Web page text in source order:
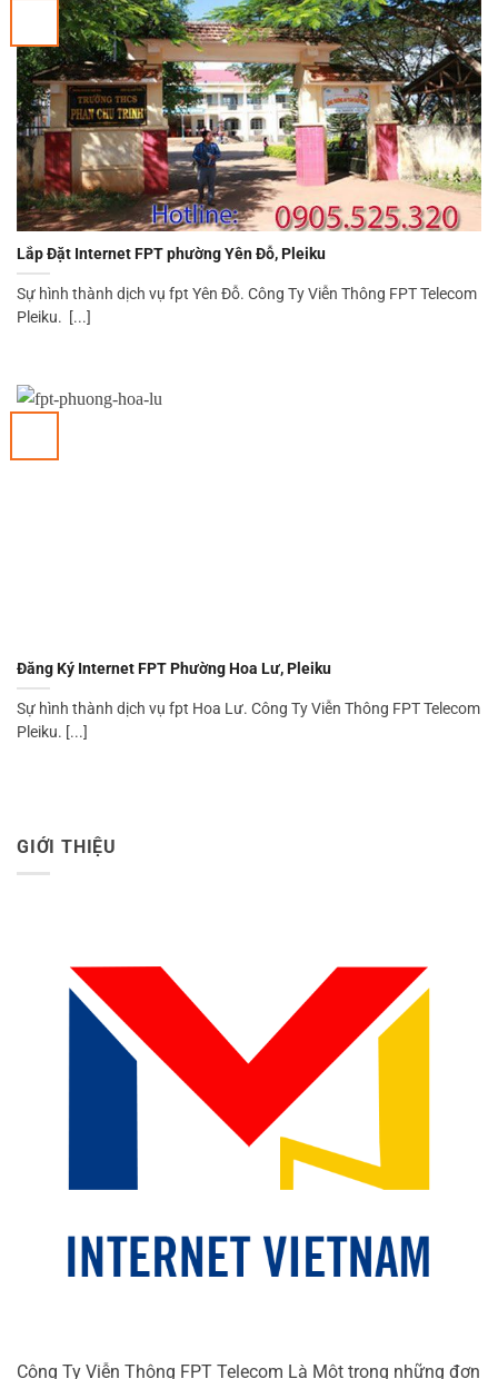
Lắp Đặt Internet FPT phường Yên Đỗ, Pleiku
Sự hình thành dịch vụ fpt Yên Đỗ. Công Ty Viễn Thông FPT Telecom
Pleiku. [...]
Đăng Ký Internet FPT Phường Hoa Lư, Pleiku
Sự hình thành dịch vụ fpt Hoa Lư. Công Ty Viễn Thông FPT Telecom
Pleiku. [...]
GIỚI THIỆU
Công Ty Viễn Thông FPT Telecom Là Một trong những đơn